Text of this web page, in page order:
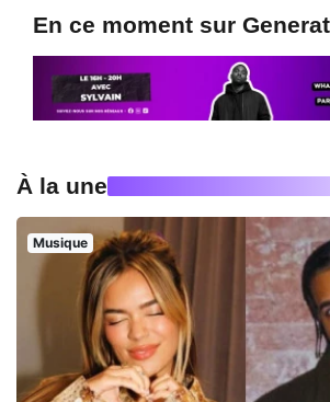
En ce moment sur
À la une
Musique